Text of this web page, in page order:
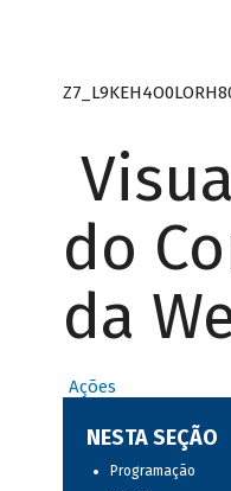
do
da
Ações
NESTA SEÇÃO
Programação